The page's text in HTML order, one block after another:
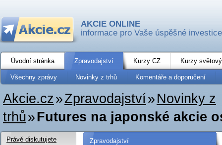
AKCIE ONLINE
informace pro Vaše úspěšné investice
Úvodní stránka Zpravodajství Kurzy CZ Kurzy
Všechny zprávy Novinky z trhů Komentáře a doporučení
Akcie.cz»Zpravodajství» Novinky z
trhů»Futures na japonské akcie
Zpravodajství
Právě diskutujete